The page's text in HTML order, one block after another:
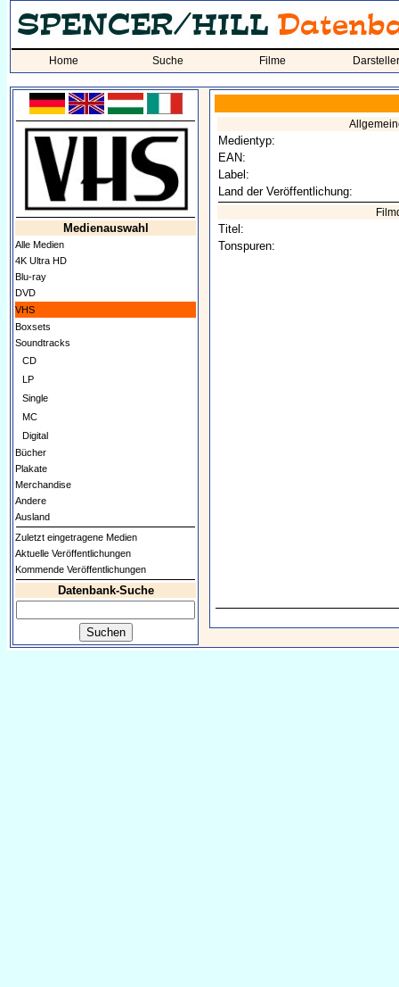
Home Suche Filme Darsteller
Medienauswahl
Alle Medien
4K Ultra HD
Blu-ray
DVD
VHS
Boxsets
Soundtracks
CD
LP
Single
MC
Digital
Bücher
Plakate
Merchandise
Andere
Ausland
Zuletzt eingetragene Medien
Aktuelle Veröffentlichungen
Kommende Veröffentlichungen
Datenbank-Suche
Medientyp:
EAN:
Label:
Land der Veröffentlichung:
Titel:
Tonspuren: